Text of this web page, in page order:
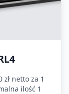
zł netto za 1
ilość 1